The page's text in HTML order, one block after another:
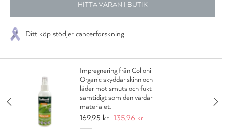
HITTA VARAN I BUTIK
Ditt köp stödjer cancerforskning
Impregnering från Collonil
Organic skyddar skinn och
läder mot smuts och fukt
samtidigt som den vårdar
materialet.
169,95 kr 135,96 kr